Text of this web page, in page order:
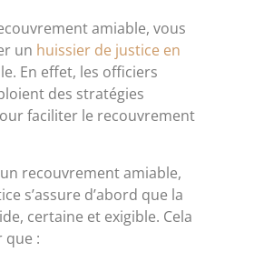
amiable, vous
un huissier de justice en
En effet, les officiers
des stratégies
faciliter le recouvrement
recouvrement amiable,
s’assure d’abord que la
certaine et exigible. Cela
que :